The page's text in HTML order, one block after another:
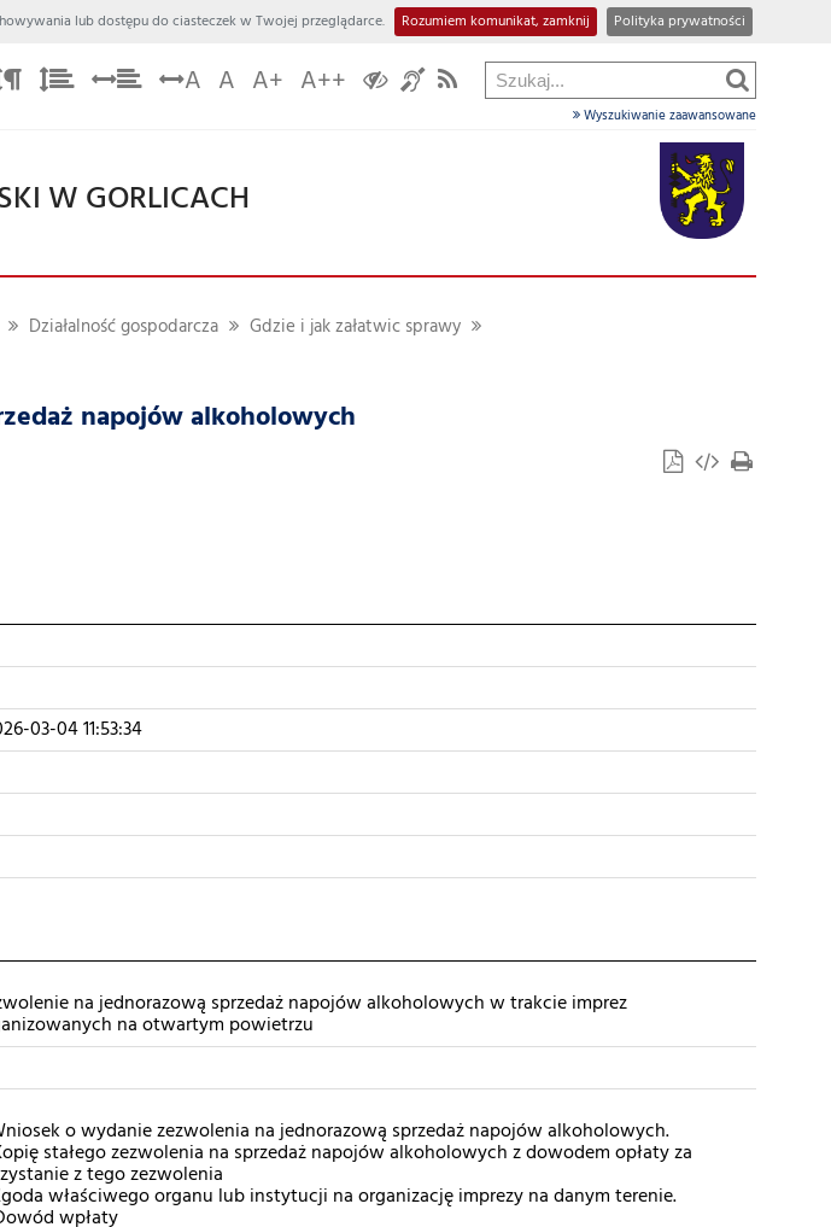
lub dostępu do ciasteczek w Twojej przeglądarce. Rozumiem komunikat, zamknij Polityka prywatności
A A A+ A++
Wyszukiwanie zaawansowane
W GORLICACH
Działalność gospodarcza
Gdzie i jak załatwic sprawy
napojów alkoholowych
03-04 11:53:34
na jednorazową sprzedaż napojów alkoholowych w trakcie imprez
na otwartym powietrzu
o wydanie zezwolenia na jednorazową sprzedaż napojów alkoholowych.
stałego zezwolenia na sprzedaż napojów alkoholowych z dowodem opłaty za
z tego zezwolenia
właściwego organu lub instytucji na organizację imprezy na danym terenie.
wpłaty